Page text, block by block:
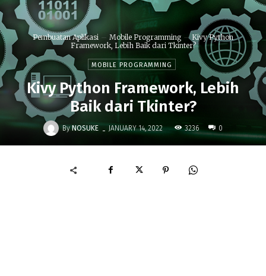
Pembuatan Aplikasi Mobile Programming
Kivy Python
Framework, Lebih Baik dari Tkinter?
MOBILE PROGRAMMING
Kivy Python Framework, Lebih
Baik dari Tkinter?
By NOSUKE - JANUARY 14, 2022 3236 0